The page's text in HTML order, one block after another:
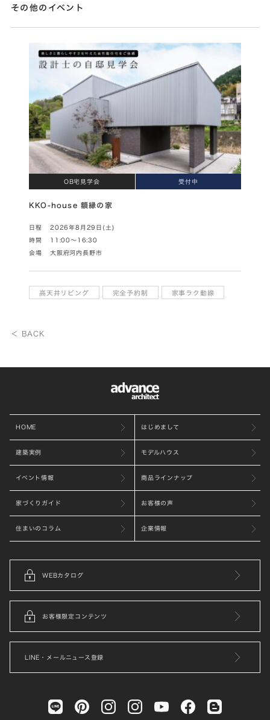
その他のイベント
OB宅見学会 受付中
KKO-house 額縁の家
日程 2026年8月29日(土)
時間 11:00～16:30
会場 大阪府河内長野市
高天井リビング 完全予約制 家事ラク動線
＜ BACK
HOME はじめまして
建築実例 モデルハウス
イベント情報 商品ラインナップ
家づくりガイド お客様の声
住まいのコラム 企業情報
WEBカタログ
お客様限定コンテンツ
LINE・メールニュース登録